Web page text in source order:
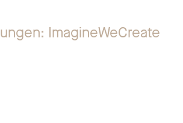
ImagineWeCreate